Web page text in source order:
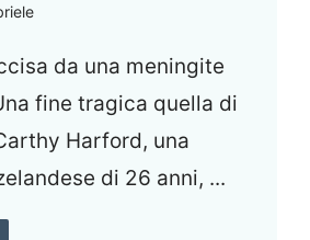
da una meningite
fine tragica quella di
Harford, una
di 26 anni, ...